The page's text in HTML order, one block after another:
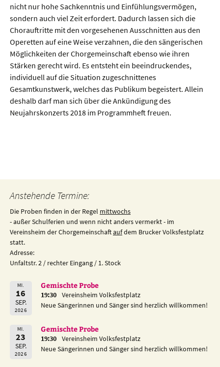
nicht nur hohe Sachkenntnis und Einfühlungsvermögen,
sondern auch viel Zeit erfordert. Dadurch lassen sich die
Chorauftritte mit den vorgesehenen Ausschnitten aus den
Operetten auf eine Weise verzahnen, die den sängerischen
Möglichkeiten der Chorgemeinschaft ebenso wie ihren
Stärken gerecht wird. Es entsteht ein beeindruckendes,
individuell auf die Situation zugeschnittenes
Gesamtkunstwerk, welches das Publikum begeistert. Allein
deshalb darf man sich über die Ankündigung des
Neujahrskonzerts 2018 im Programmheft freuen.
Anstehende Termine:
Die Proben finden in der Regel mittwochs
- außer Schulferien und wenn nicht anders vermerkt - im
Vereinsheim der Chorgemeinschaftaufdem Brucker Volksfestplatz
statt.
Adresse:
Unfaltstr. 2 / rechter Eingang / 1. Stock
MI.
16
SEP.
2026
Gemischte Probe
19:30
Vereinsheim Volksfestplatz
Neue Sängerinnen und Sänger sind herzlich willkommen!
MI.
23
SEP.
2026
Gemischte Probe
19:30
Vereinsheim Volksfestplatz
Neue Sängerinnen und Sänger sind herzlich willkommen!